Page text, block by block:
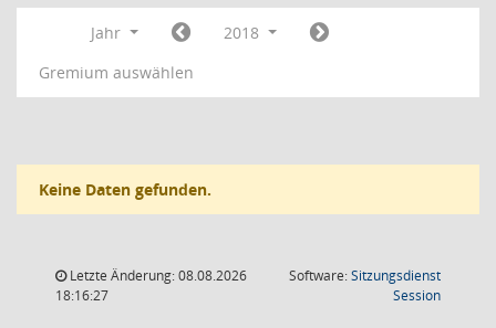
Jahr
2018
Gremium auswählen
Keine Daten gefunden.
Letzte Änderung: 08.08.2026
18:16:27
Software:Sitzungsdienst
Session(Wird in